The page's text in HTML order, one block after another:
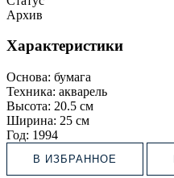
Архив
Характеристики
Основа: бумага
Техника: акварель
Высота: 20.5 см
Ширина: 25 см
Год: 1994
В ИЗБРАННОЕ